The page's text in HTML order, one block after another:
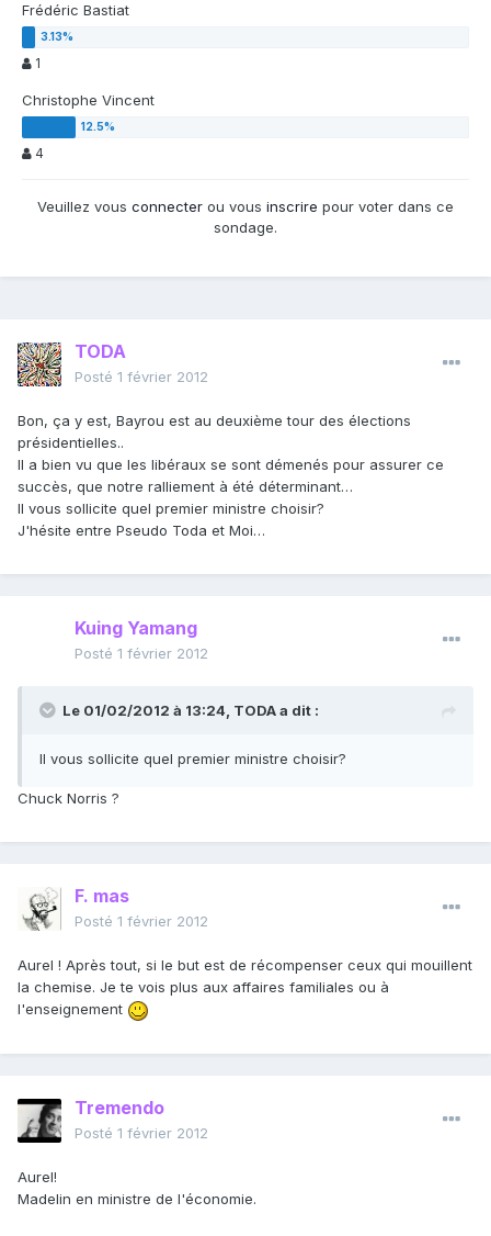
Frédéric Bastiat
1
Christophe Vincent
4
Veuillez vous connecter ou vous inscrire pour voter dans ce
sondage.
TODA
Posté 1 février 2012
Bon, ça y est, Bayrou est au deuxième tour des élections
présidentielles..
Il a bien vu que les libéraux se sont démenés pour assurer ce
succès, que notre ralliement à été déterminant…
Il vous sollicite quel premier ministre choisir?
J'hésite entre Pseudo Toda et Moi…
Kuing Yamang
Posté 1 février 2012
Le 01/02/2012 à 13:24, TODA a dit :
Il vous sollicite quel premier ministre choisir?
Chuck Norris ?
F. mas
Posté 1 février 2012
Aurel ! Après tout, si le but est de récompenser ceux qui mouillent
la chemise. Je te vois plus aux affaires familiales ou à
l'enseignement
Tremendo
Posté 1 février 2012
Aurel!
Madelin en ministre de l'économie.